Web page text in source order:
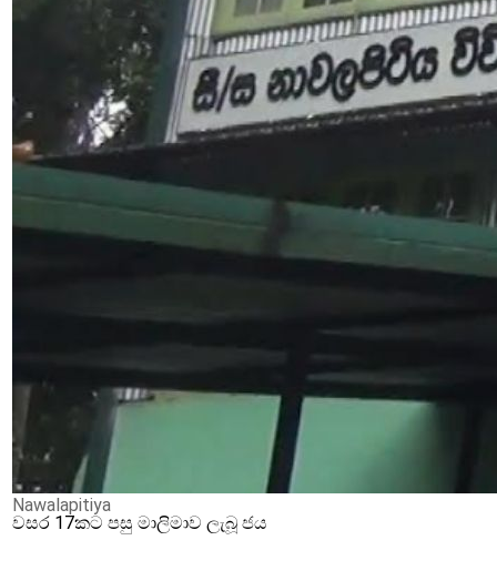
Nawalapitiya
වසර 17කට පසු මාලිමාව ලැබූ ජය